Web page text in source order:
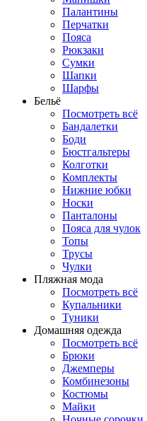
Палантины
Перчатки
Пояса
Рюкзаки
Сумки
Шапки
Шарфы
Бельё
Посмотреть всё
Бандалетки
Боди
Бюстгальтеры
Колготки
Комплекты
Нижние юбки
Носки
Панталоны
Поясa для чулок
Топы
Трусы
Чулки
Пляжная мода
Посмотреть всё
Купальники
Туники
Домашняя одежда
Посмотреть всё
Брюки
Джемперы
Комбинезоны
Костюмы
Майки